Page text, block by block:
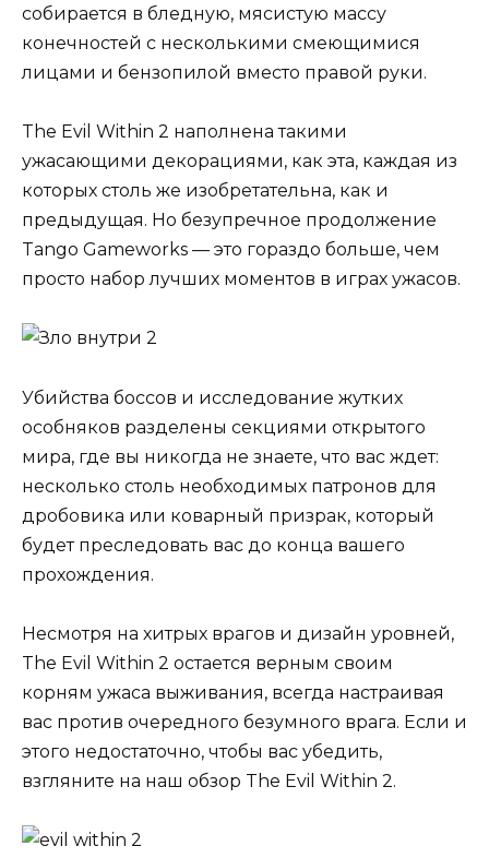
собирается в бледную, мясистую массу
конечностей с несколькими смеющимися
лицами и бензопилой вместо правой руки.
The Evil Within 2 наполнена такими
ужасающими декорациями, как эта, каждая из
которых столь же изобретательна, как и
предыдущая. Но безупречное продолжение
Tango Gameworks — это гораздо больше, чем
просто набор лучших моментов в играх ужасов.
Убийства боссов и исследование жутких
особняков разделены секциями открытого
мира, где вы никогда не знаете, что вас ждет:
несколько столь необходимых патронов для
дробовика или коварный призрак, который
будет преследовать вас до конца вашего
прохождения.
Несмотря на хитрых врагов и дизайн уровней,
The Evil Within 2 остается верным своим
корням ужаса выживания, всегда настраивая
вас против очередного безумного врага. Если и
этого недостаточно, чтобы вас убедить,
взгляните на наш обзор The Evil Within 2.